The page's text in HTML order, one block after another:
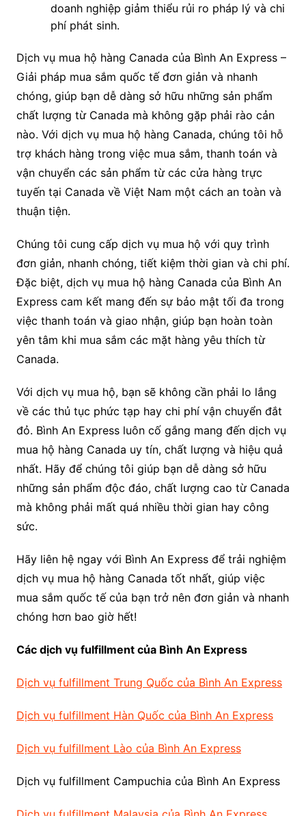
doanh nghiệp giảm thiểu rủi ro pháp lý và chi
phí phát sinh.
Dịch vụ mua hộ hàng Canada của Bình An Express –
Giải pháp mua sắm quốc tế đơn giản và nhanh
chóng, giúp bạn dễ dàng sở hữu những sản phẩm
chất lượng từ Canada mà không gặp phải rào cản
nào. Với dịch vụ mua hộ hàng Canada, chúng tôi hỗ
trợ khách hàng trong việc mua sắm, thanh toán và
vận chuyển các sản phẩm từ các cửa hàng trực
tuyến tại Canada về Việt Nam một cách an toàn và
thuận tiện.
Chúng tôi cung cấp dịch vụ mua hộ với quy trình
đơn giản, nhanh chóng, tiết kiệm thời gian và chi phí.
Đặc biệt, dịch vụ mua hộ hàng Canada của Bình An
Express cam kết mang đến sự bảo mật tối đa trong
việc thanh toán và giao nhận, giúp bạn hoàn toàn
yên tâm khi mua sắm các mặt hàng yêu thích từ
Canada.
Với dịch vụ mua hộ, bạn sẽ không cần phải lo lắng
về các thủ tục phức tạp hay chi phí vận chuyển đắt
đỏ. Bình An Express luôn cố gắng mang đến dịch vụ
mua hộ hàng Canada uy tín, chất lượng và hiệu quả
nhất. Hãy để chúng tôi giúp bạn dễ dàng sở hữu
những sản phẩm độc đáo, chất lượng cao từ Canada
mà không phải mất quá nhiều thời gian hay công
sức.
Hãy liên hệ ngay với Bình An Express để trải nghiệm
dịch vụ mua hộ hàng Canada tốt nhất, giúp việc
mua sắm quốc tế của bạn trở nên đơn giản và nhanh
chóng hơn bao giờ hết!
Các dịch vụ fulfillment của Bình An Express
Dịch vụ fulfillment Trung Quốc của Bình An Express
Dịch vụ fulfillment Hàn Quốc của Bình An Express
Dịch vụ fulfillment Lào của Bình An Express
Dịch vụ fulfillment Campuchia của Bình An Express